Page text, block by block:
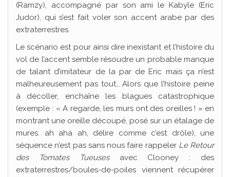
(Ramzy), accompagné par son ami le Kabyle (Eric
Judor), qui s’est fait voler son accent arabe par des
extraterrestres.
Le scénario est pour ainsi dire inexistant et l’histoire du
vol de l’accent semble résoudre un probable manque
de talant d’imitateur de la par de Eric mais ça n’est
malheureusement pas tout… Alors que l’histoire peine
à décoller, enchaîne les blagues catastrophique
(exemple : « A regarde, les murs ont des oreilles ! » en
montrant une oreille découpé, posé sur un étalage de
mures. ah aha ah, délire comme c’est drôle), une
séquence n’est pas sans nous faire rappelerLe Retour
des Tomates Tueusesavec Clooney : des
extraterrestres/boules-de-poiles viennent récupérer